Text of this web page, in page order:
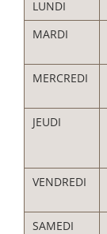
LUNDI
MARDI
MERCREDI
JEUDI
VENDREDI
SAMEDI